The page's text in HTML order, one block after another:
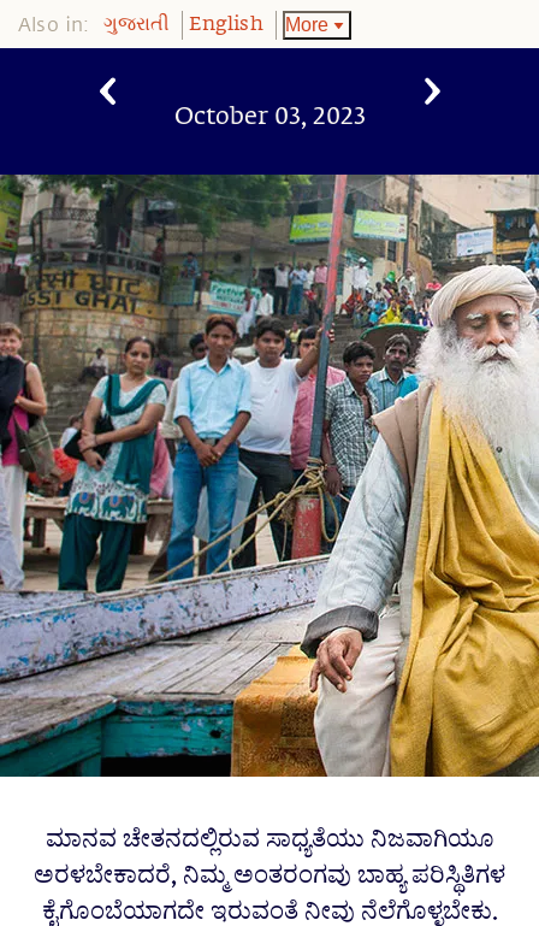
Also in: ગુજરાતી English More
October 03, 2023
ಮಾನವ ಚೇತನದಲ್ಲಿರುವ ಸಾಧ್ಯತೆಯು ನಿಜವಾಗಿಯೂ
ಅರಳಬೇಕಾದರೆ, ನಿಮ್ಮ ಅಂತರಂಗವು ಬಾಹ್ಯ ಪರಿಸ್ಥಿತಿಗಳ
ಕೈಗೊಂಬೆಯಾಗದೇ ಇರುವಂತೆ ನೀವು ನೆಲೆಗೊಳ್ಳಬೇಕು.